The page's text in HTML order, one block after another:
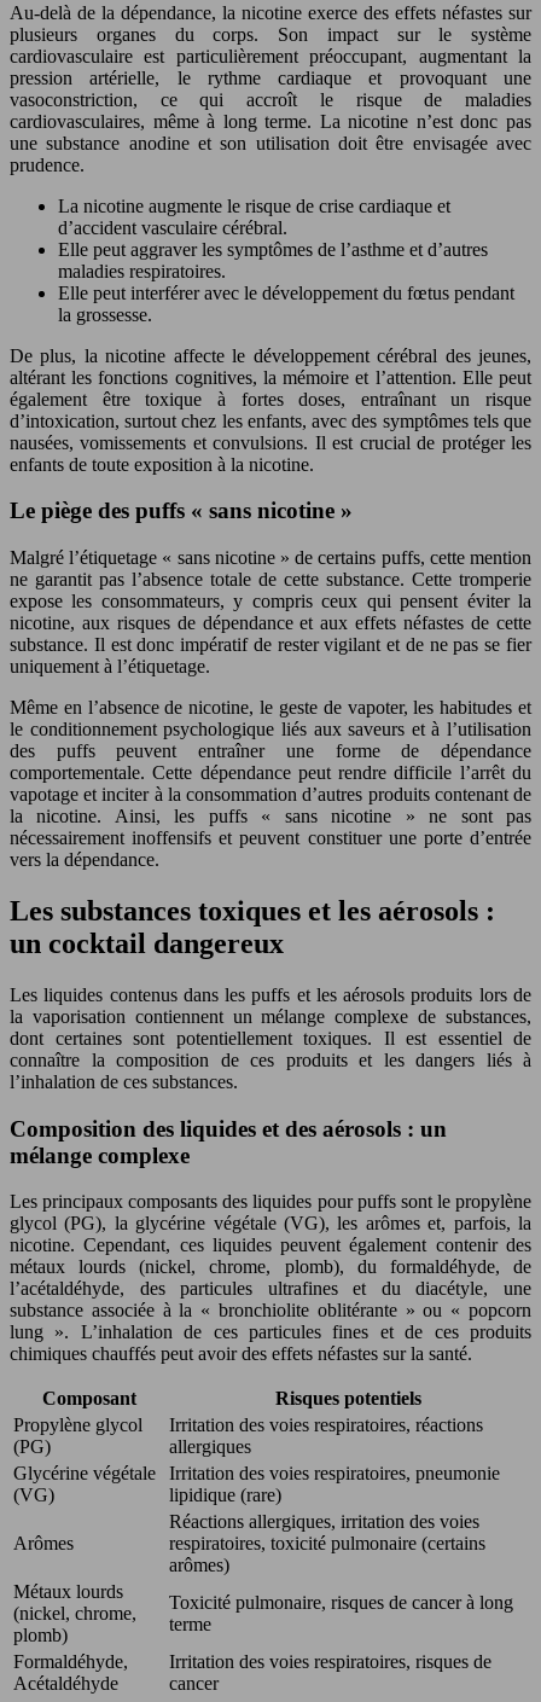
Au-delà de la dépendance, la nicotine exerce des effets néfastes sur
plusieurs organes du corps. Son impact sur le système
cardiovasculaire est particulièrement préoccupant, augmentant la
pression artérielle, le rythme cardiaque et provoquant une
vasoconstriction, ce qui accroît le risque de maladies
cardiovasculaires, même à long terme. La nicotine n’est donc pas
une substance anodine et son utilisation doit être envisagée avec
prudence.
La nicotine augmente le risque de crise cardiaque et
d’accident vasculaire cérébral.
Elle peut aggraver les symptômes de l’asthme et d’autres
maladies respiratoires.
Elle peut interférer avec le développement du fœtus pendant
la grossesse.
De plus, la nicotine affecte le développement cérébral des jeunes,
altérant les fonctions cognitives, la mémoire et l’attention. Elle peut
également être toxique à fortes doses, entraînant un risque
d’intoxication, surtout chez les enfants, avec des symptômes tels que
nausées, vomissements et convulsions. Il est crucial de protéger les
enfants de toute exposition à la nicotine.
Le piège des puffs « sans nicotine »
Malgré l’étiquetage « sans nicotine » de certains puffs, cette mention
ne garantit pas l’absence totale de cette substance. Cette tromperie
expose les consommateurs, y compris ceux qui pensent éviter la
nicotine, aux risques de dépendance et aux effets néfastes de cette
substance. Il est donc impératif de rester vigilant et de ne pas se fier
uniquement à l’étiquetage.
Même en l’absence de nicotine, le geste de vapoter, les habitudes et
le conditionnement psychologique liés aux saveurs et à l’utilisation
des puffs peuvent entraîner une forme de dépendance
comportementale. Cette dépendance peut rendre difficile l’arrêt du
vapotage et inciter à la consommation d’autres produits contenant de
la nicotine. Ainsi, les puffs « sans nicotine » ne sont pas
nécessairement inoffensifs et peuvent constituer une porte d’entrée
vers la dépendance.
Les substances toxiques et les aérosols :
un cocktail dangereux
Les liquides contenus dans les puffs et les aérosols produits lors de
la vaporisation contiennent un mélange complexe de substances,
dont certaines sont potentiellement toxiques. Il est essentiel de
connaître la composition de ces produits et les dangers liés à
l’inhalation de ces substances.
Composition des liquides et des aérosols : un
mélange complexe
Les principaux composants des liquides pour puffs sont le propylène
glycol (PG), la glycérine végétale (VG), les arômes et, parfois, la
nicotine. Cependant, ces liquides peuvent également contenir des
métaux lourds (nickel, chrome, plomb), du formaldéhyde, de
l’acétaldéhyde, des particules ultrafines et du diacétyle, une
substance associée à la « bronchiolite oblitérante » ou « popcorn
lung ». L’inhalation de ces particules fines et de ces produits
chimiques chauffés peut avoir des effets néfastes sur la santé.
Composant
Risques potentiels
Propylène glycol
(PG)
Irritation des voies respiratoires, réactions
allergiques
Glycérine végétale
(VG)
Irritation des voies respiratoires, pneumonie
lipidique (rare)
Arômes
Réactions allergiques, irritation des voies
respiratoires, toxicité pulmonaire (certains
arômes)
Métaux lourds
(nickel, chrome,
plomb)
Toxicité pulmonaire, risques de cancer à long
terme
Formaldéhyde,
Acétaldéhyde
Irritation des voies respiratoires, risques de
cancer